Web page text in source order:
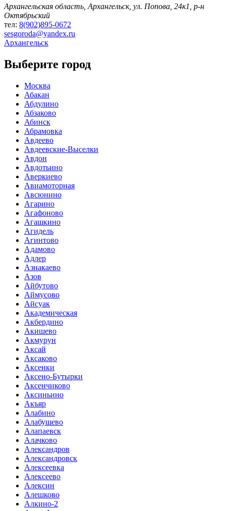
Архангельская область, Архангельск, ул. Попова, 24к1, р-н
Октябрьский
тел: 8(902)895-0672
sesgoroda@yandex.ru
Архангельск
Выберите город
Москва
Абакан
Абдулино
Абзаково
Абинск
Абрамовка
Авдеево
Авдеевские-Выселки
Авдон
Авдотьино
Аверкиево
Авиамоторная
Авсюнино
Агарино
Агафоново
Агашкино
Агидель
Агинтово
Адамово
Адлер
Азнакаево
Азов
Айбутово
Аймусово
Айсуак
Академическая
Акбердино
Акишево
Акмурун
Аксай
Аксаково
Аксенки
Аксено-Бутырки
Аксенчиково
Аксиньино
Акъяр
Алабино
Алабушево
Алапаевск
Алачково
Александров
Александровск
Алексеевка
Алексеево
Алексин
Алешково
Алкино-2